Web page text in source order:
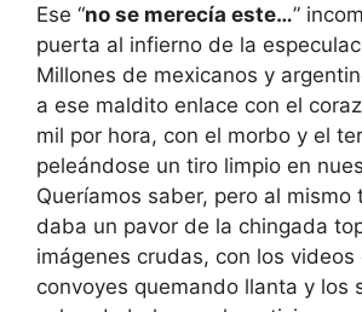
Ese “no se merecía este…”
puerta al infierno de la
Millones de mexicanos y
a ese maldito enlace con el
mil por hora, con el morbo y el
peleándose un tiro limpio en
Queríamos saber, pero al mismo
daba un pavor de la chingada
imágenes crudas, con los videos
convoyes quemando llanta y los